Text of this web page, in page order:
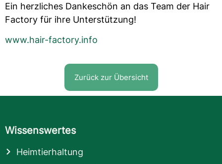
Ein herzliches Dankeschön an das Team der Hair
Factory für ihre Unterstützung!
www.hair-factory.info
Zurück zur Übersicht
Wissenswertes
Heimtierhaltung